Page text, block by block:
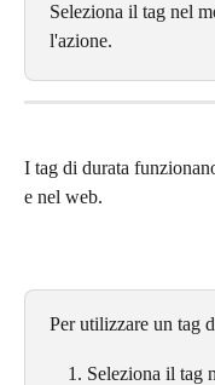
Seleziona il tag nel
l'azione.
I tag di durata
e nel web.
Per utilizzare un tag
Seleziona il tag